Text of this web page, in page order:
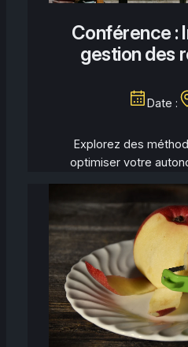
Conférence :
gestion des
Date :
Explorez des
optimiser votre